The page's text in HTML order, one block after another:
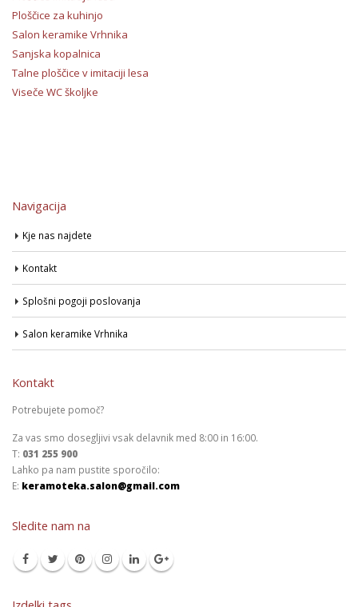
Ploščice za kuhinjo
Salon keramike Vrhnika
Sanjska kopalnica
Talne ploščice v imitaciji lesa
Viseče WC školjke
Navigacija
Kje nas najdete
Kontakt
Splošni pogoji poslovanja
Salon keramike Vrhnika
Kontakt
Potrebujete pomoč?
Za vas smo dosegljivi vsak delavnik med 8:00 in 16:00.
T: 031 255 900
Lahko pa nam pustite sporočilo:
E: keramoteka.salon@gmail.com
Sledite nam na